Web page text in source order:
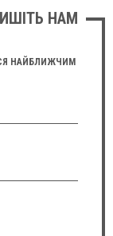
НАМ
НАЙБЛИЖЧИМ